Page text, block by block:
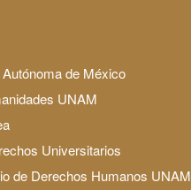
de México
UNAM
Universitarios
de Derechos Humanos UNAM